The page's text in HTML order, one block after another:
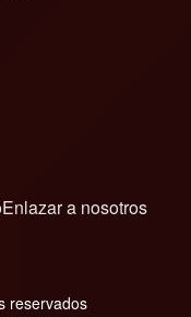
Enlazar a nosotros
reservados